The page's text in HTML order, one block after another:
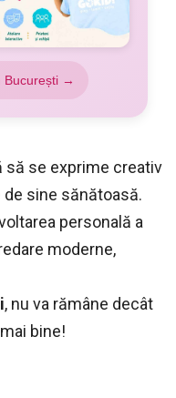
București →
să se exprime creativ
sine sănătoasă.
personală a
moderne,
, nu va rămâne decât
bine!